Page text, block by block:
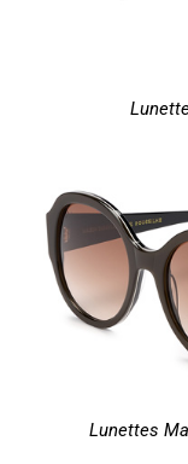
Lunettes